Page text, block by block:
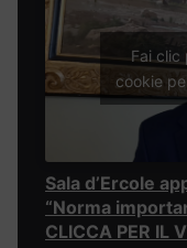
Fai clic
cookie
Sala d’Ercole
“Norma
CLICCA PER IL